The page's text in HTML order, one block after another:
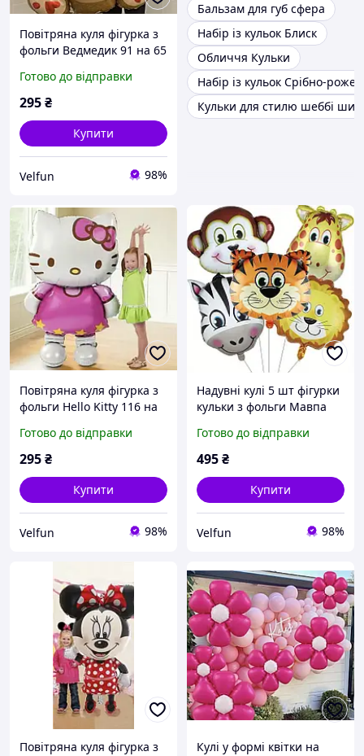
Повітряна куля фігурка з
фольги Ведмедик 91 на 65
Готово до відправки
295₴
Купити
Velfun 98%
Бальзам для губ сфера
Набір із кульок Блиск
Обличчя Кульки
Набір із кульок Срібно-
Кульки для стилю шеббі шик
Повітряна куля фігурка з
фольги Hello Kitty 116 на
Готово до відправки
295₴
Купити
Velfun 98%
Надувні кулі 5 шт фігурки
кульки з фольги Мавпа
на 45 см різнбарвний
Готово до відправки
495₴
Купити
Velfun 98%
Повітряна куля фігурка з
Кулі у формі квітки на